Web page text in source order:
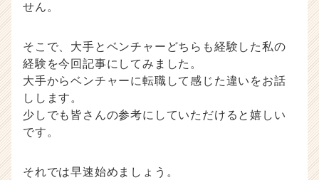
ン
チ
ャ
成
か
せん。
そこで、大手とベンチャーどちらも経験した私の
経験を今回記事にしてみました。
大手からベンチャーに転職して感じた違いをお話
しします。
少しでも皆さんの参考にしていただけると嬉しい
です。
それでは早速始めましょう。